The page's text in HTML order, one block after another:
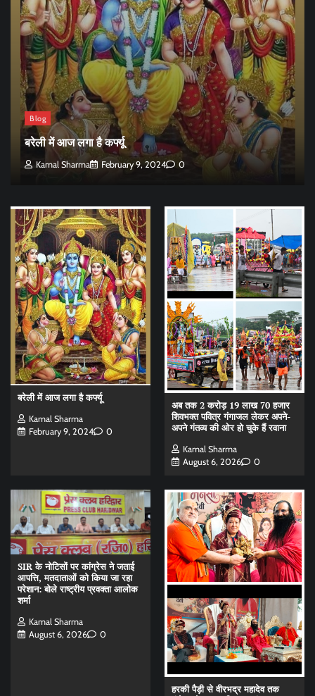
Blog
बरेली में आज लगा है कर्फ्यू
Kamal Sharma February 9, 2024 0
बरेली में आज लगा है कर्फ्यू
Kamal Sharma
February 9, 2024
0
अब तक 2 करोड़ 19 लाख 70 हजार
शिवभक्त पवित्र गंगाजल लेकर अपने-
अपने गंतव्य की ओर हो चुके हैं रवाना
Kamal Sharma
August 6, 2026
0
SIR के नोटिसों पर कांग्रेस ने जताई
आपत्ति, मतदाताओं को किया जा रहा
परेशान: बोले राष्ट्रीय प्रवक्ता आलोक
शर्मा
Kamal Sharma
August 6, 2026
0
हरकी पैड़ी से वीरभद्र महादेव तक